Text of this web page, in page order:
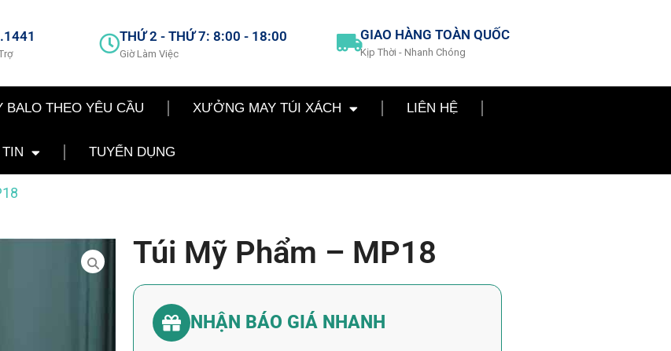
THỨ 2 - THỨ 7: 8:00 - 18:00
Giờ Làm Việc
GIAO HÀNG TOÀN QUỐC
Kịp Thời - Nhanh Chóng
BALO THEO YÊU CẦU XƯỞNG MAY TÚI XÁCH LIÊN HỆ
TUYỂN DỤNG
Túi Mỹ Phẩm – MP18
NHẬN BÁO GIÁ NHANH